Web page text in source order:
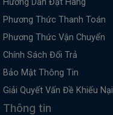
Hướng Dẫn Đặt Hàng
Phương Thức Thanh Toán
Phương Thức Vận Chuyển
Chính Sách Đổi Trả
Bảo Mật Thông Tin
Giải Quyết Vấn Đề Khiếu Nại
Thông tin